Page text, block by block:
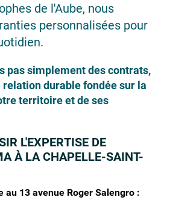
de l'Aube, nous
personnalisées pour
pas simplement des contrats,
relation durable fondée sur la
territoire et de ses
L'EXPERTISE DE
À LA CHAPELLE-SAINT-
au 13 avenue Roger Salengro :